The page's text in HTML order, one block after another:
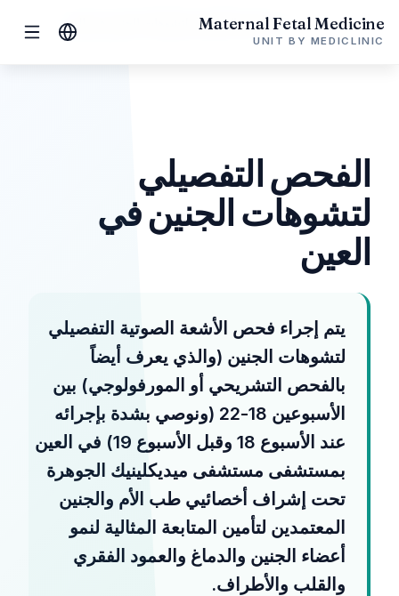
Maternal Fetal Medicine
UNIT BY MEDICLINIC
الرئيسية العين الفحص التفصيلي لتشوهات الجنين في العين
الفحص التفصيلي
لتشوهات الجنين في
العين
يتم إجراء فحص الأشعة الصوتية التفصيلي
لتشوهات الجنين (والذي يعرف أيضاً
بالفحص التشريحي أو المورفولوجي) بين
الأسبوعين 18-22 (ونوصي بشدة بإجرائه
عند الأسبوع 18 وقبل الأسبوع 19) في العين
بمستشفى مستشفى ميديكلينيك الجوهرة
تحت إشراف أخصائيي طب الأم والجنين
المعتمدين لتأمين المتابعة المثالية لنمو
أعضاء الجنين والدماغ والعمود الفقري
والقلب والأطراف.